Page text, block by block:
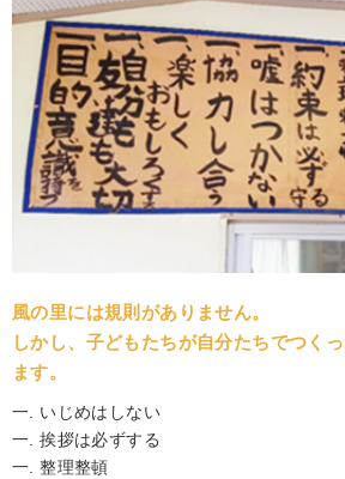
風の里には規則がありません。
しかし、子どもたちが自分たちでつく
ます。
一. いじめはしない
一. 挨拶は必ずする
一. 整理整頓